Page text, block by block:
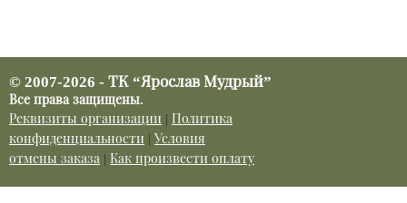
© 2007-2026 - ТК “Ярослав Мудрый”
Все права защищены.
Реквизиты организации
Политика
конфиденциальности
Условия
отмены заказа
Как произвести оплату